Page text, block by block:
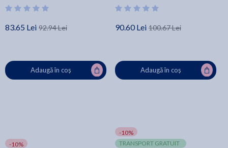
83.65 Lei 92.94 Lei
Adaugă în coș
90.60 Lei 100.67 Lei
Adaugă în coș
-10%
-10%
TRANSPORT GRATUIT